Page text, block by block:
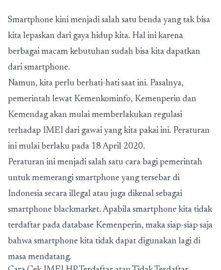
Smartphone kini menjadi salah satu benda yang tak bisa
kita lepaskan dari gaya hidup kita. Hal ini karena
berbagai macam kebutuhan sudah bisa kita dapatkan
dari smartphone.
Namun, kita perlu berhati-hati saat ini. Pasalnya,
pemerintah lewat Kemenkominfo, Kemenperin dan
Kemendag akan mulai memberlakukan regulasi
terhadap IMEI dari gawai yang kita pakai ini. Peraturan
ini mulai berlaku pada 18 April 2020.
Peraturan ini menjadi salah satu cara bagi pemerintah
untuk memerangi smartphone yang tersebar di
Indonesia secara illegal atau juga dikenal sebagai
smartphone blackmarket. Apabila smartphone kita tidak
terdaftar pada database Kemenperin, maka siap-siap saja
bahwa smartphone kita tidak dapat digunakan lagi di
masa mendatang.